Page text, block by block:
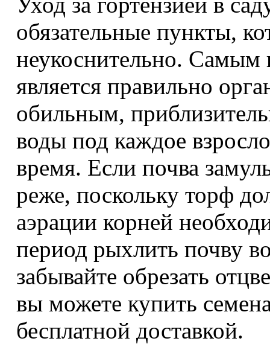
обязательные пункты,
неукоснительно. Самым
является правильно
обильным,
воды под каждое
время. Если почва
реже, поскольку торф
аэрации корней
период рыхлить почву
забывайте обрезать
вы можете купить
бесплатной доставкой.